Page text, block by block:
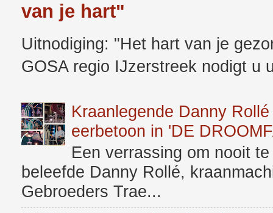
van je hart"
Uitnodiging: "Het hart van je
GOSA regio IJzerstreek nodigt u
Kraanlegende Danny
eerbetoon in 'DE
Een verrassing om nooit
beleefde Danny Rollé,
Gebroeders Trae...